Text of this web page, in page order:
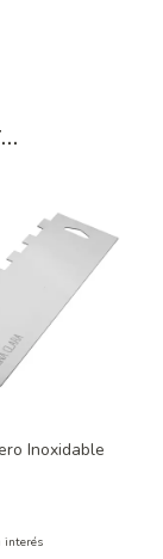
Inoxidable
interés